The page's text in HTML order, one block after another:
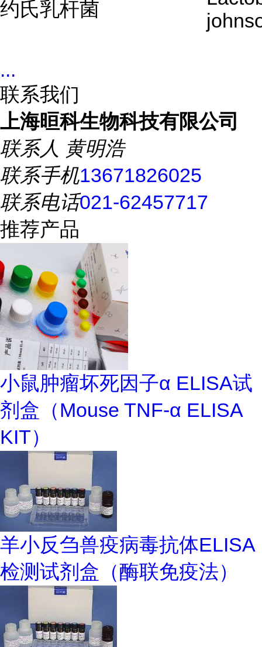
约氏乳杆菌
...
联系我们
上海晅科生物科技有限公司
联系人 黄明浩
联系手机13671826025
联系电话021-62457717
推荐产品
小鼠肿瘤坏死因子α ELISA试
剂盒（Mouse TNF-α ELISA
KIT）
羊小反刍兽疫病毒抗体ELISA
检测试剂盒（酶联免疫法）